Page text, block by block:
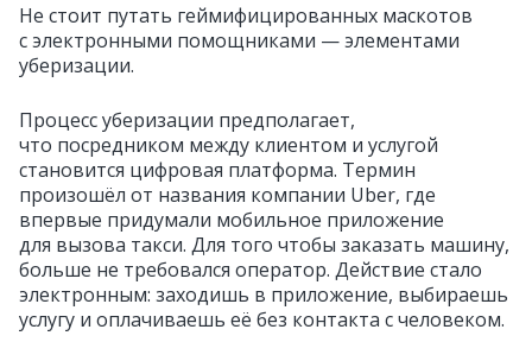
Не стоит путать геймифицированных маскотов
с электронными помощниками — элементами
уберизации.
Процесс уберизации предполагает,
что посредником между клиентом и услугой
становится цифровая платформа. Термин
произошёл от названия компании Uber, где
впервые придумали мобильное приложение
для вызова такси. Для того чтобы заказать машину,
больше не требовался оператор. Действие стало
электронным: заходишь в приложение, выбираешь
услугу и оплачиваешь её без контакта с человеком.